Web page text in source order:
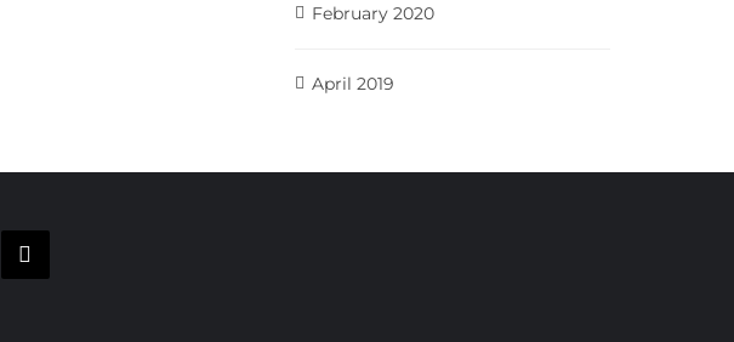
February 2020
April 2019